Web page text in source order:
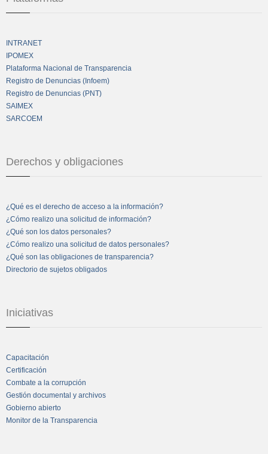
INTRANET
IPOMEX
Plataforma Nacional de Transparencia
Registro de Denuncias (Infoem)
Registro de Denuncias (PNT)
SAIMEX
SARCOEM
Derechos y obligaciones
¿Qué es el derecho de acceso a la información?
¿Cómo realizo una solicitud de información?
¿Qué son los datos personales?
¿Cómo realizo una solicitud de datos personales?
¿Qué son las obligaciones de transparencia?
Directorio de sujetos obligados
Iniciativas
Capacitación
Certificación
Combate a la corrupción
Gestión documental y archivos
Gobierno abierto
Monitor de la Transparencia